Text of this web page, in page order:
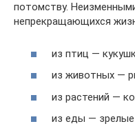
потомству.
непрекращающихся
из птиц —
из животных —
из растений —
из еды —